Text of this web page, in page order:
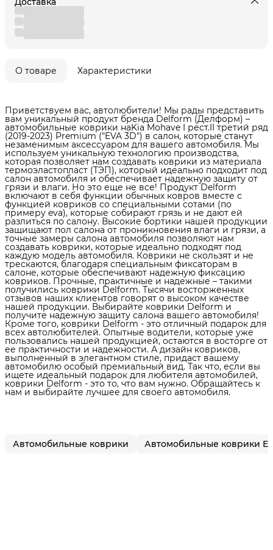
О товаре Характеристики
Приветствуем вас, автолюбители! Мы рады представить
вам уникальный продукт бренда Delform (Делформ) –
автомобильные коврики наKia Mohave I рест.II третий ряд
(2019-2023) Premium ("EVA 3D") в cалон, которые станут
незаменимым аксессуаром для вашего автомобиля. Мы
используем уникальную технологию производства,
которая позволяет нам создавать коврики из материала
термоэластопласт (ТЭП), который идеально подходит под
салон автомобиля и обеспечивает надежную защиту от
грязи и влаги. Но это еще не все! Продукт Delform
включают в себя функции обычных ковров вместе с
функцией ковриков со специальными сотами (по
примеру eva), которые собирают грязь и не дают ей
разлиться по салону. Высокие бортики нашей продукции
защищают пол салона от проникновения влаги и грязи, а
точные замеры салона автомобиля позволяют нам
создавать коврики, которые идеально подходят под
каждую модель автомобиля. Коврики не скользят и не
трескаются, благодаря специальным фиксаторам в
салоне, которые обеспечивают надежную фиксацию
ковриков. Прочные, практичные и надежные – такими
получились коврики Delform. Тысячи восторженных
отзывов наших клиентов говорят о высоком качестве
нашей продукции. Выбирайте коврики Delform и
получите надежную защиту салона вашего автомобиля!
Кроме того, коврики Delform - это отличный подарок для
всех автолюбителей. Опытные водители, которые уже
пользовались нашей продукцией, остаются в восторге от
ее практичности и надежности. А дизайн ковриков,
выполненный в элегантном стиле, придаст вашему
автомобилю особый премиальный вид. Так что, если вы
ищете идеальный подарок для любителя автомобилей,
коврики Delform - это то, что вам нужно. Обращайтесь к
нам и выбирайте лучшее для своего автомобиля.
Автомобильные коврики Автомобильные коврики